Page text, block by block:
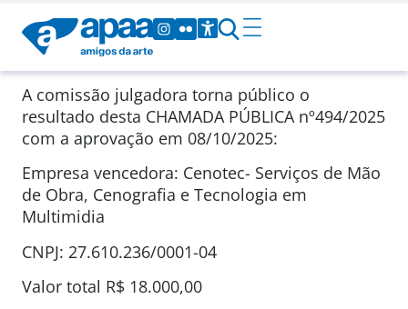
A comissão julgadora torna público o
resultado desta CHAMADA PÚBLICA nº494/2025
com a aprovação em 08/10/2025:
Empresa vencedora: Cenotec- Serviços de Mão
de Obra, Cenografia e Tecnologia em
Multimidia
CNPJ: 27.610.236/0001-04
Valor total R$ 18.000,00